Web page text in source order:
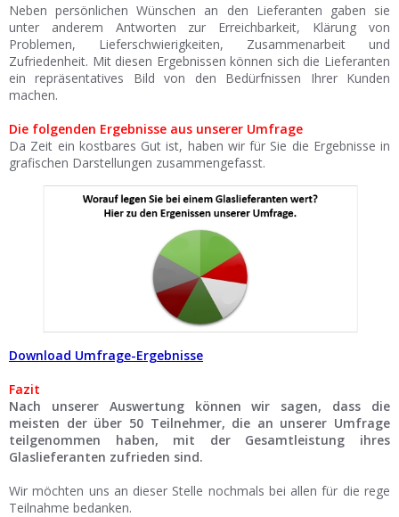
Neben persönlichen Wünschen an den Lieferanten gaben sie
unter anderem Antworten zur Erreichbarkeit, Klärung von
Problemen, Lieferschwierigkeiten, Zusammenarbeit und
Zufriedenheit. Mit diesen Ergebnissen können sich die Lieferanten
ein repräsentatives Bild von den Bedürfnissen Ihrer Kunden
machen.
Die folgenden Ergebnisse aus unserer Umfrage
Da Zeit ein kostbares Gut ist, haben wir für Sie die Ergebnisse in
grafischen Darstellungen zusammengefasst.
Download Umfrage-Ergebnisse
Fazit
Nach unserer Auswertung können wir sagen, dass die
meisten der über 50 Teilnehmer, die an unserer Umfrage
teilgenommen haben, mit der Gesamtleistung ihres
Glaslieferanten zufrieden sind.
Wir möchten uns an dieser Stelle nochmals bei allen für die rege
Teilnahme bedanken.